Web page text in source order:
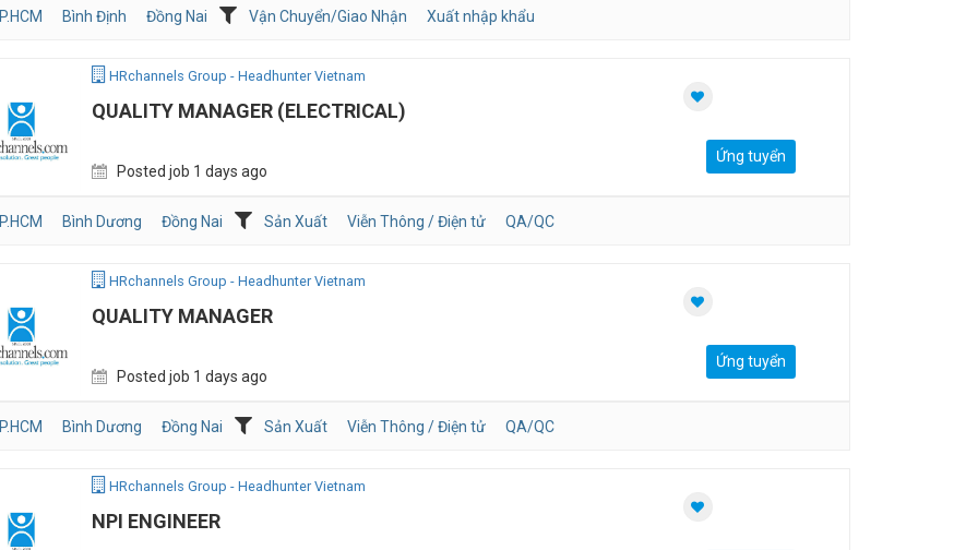
Bình Định Đồng Nai Vận Chuyển/Giao Nhận Xuất nhập khẩu
HRchannels Group - Headhunter Vietnam
QUALITY MANAGER (ELECTRICAL)
Posted job 1 days ago
Ứng tuyển
Bình Dương Đồng Nai Sản Xuất Viễn Thông / Điện tử QA/QC
HRchannels Group - Headhunter Vietnam
QUALITY MANAGER
Posted job 1 days ago
Ứng tuyển
Bình Dương Đồng Nai Sản Xuất Viễn Thông / Điện tử QA/QC
HRchannels Group - Headhunter Vietnam
NPI ENGINEER